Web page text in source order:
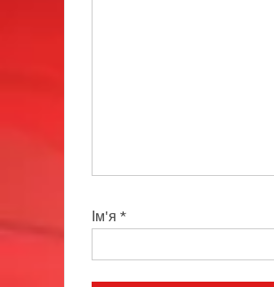
Ім'я *